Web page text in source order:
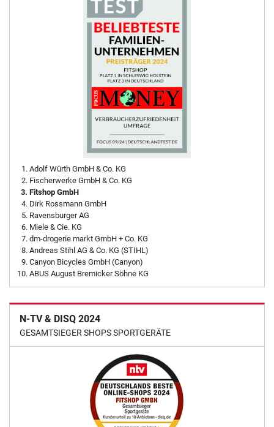
Adolf Würth GmbH & Co. KG
Fischerwerke GmbH & Co. KG
Fitshop GmbH
Dirk Rossmann GmbH
Ravensburger AG
Miele & Cie. KG
dm-drogerie markt GmbH + Co. KG
Andreas Stihl AG & Co. KG (STIHL)
Canyon Bicycles GmbH (Canyon)
ABUS August Bremicker Söhne KG
N-TV & DISQ 2024
GESAMTSIEGER SHOPS SPORTGERÄTE